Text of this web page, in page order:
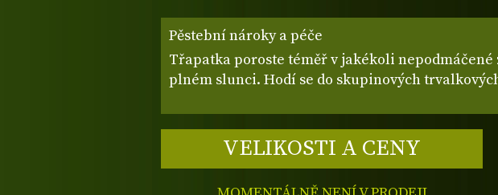
Pěstební nároky a péče
Třapatka poroste téměř v jakékoli nepodmáčené
plném slunci. Hodí se do skupinových
VELIKOSTI A CENY